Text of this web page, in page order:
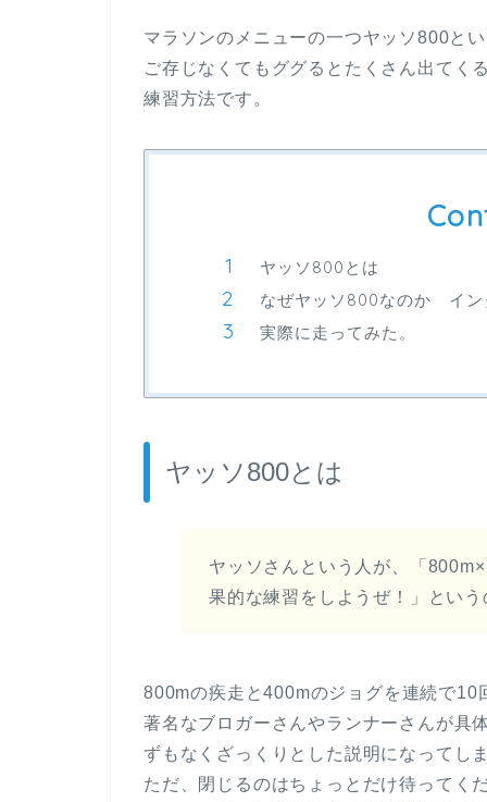
マラソンのメニューの一つヤッソ800と
ご存じなくてもググるとたくさん出てく
練習方法です。
ヤッソ800とは
なぜヤッソ800なのか イン
実際に走ってみた。
ヤッソ800とは
ヤッソさんという人が、「
果的な練習をしようぜ！」とい
800mの疾走と400mのジョグを連続で10
著名なブロガーさんやランナーさんが具
ずもなくざっくりとした説明になってし
ただ、閉じるのはちょっとだけ待ってく